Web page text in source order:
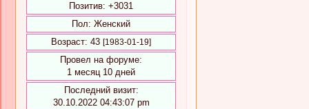
Позитив: +3031
Пол: Женский
Возраст: 43 [1983-01-19]
Провел на форуме:
1 месяц 10 дней
Последний визит:
30.10.2022 04:43:07 pm